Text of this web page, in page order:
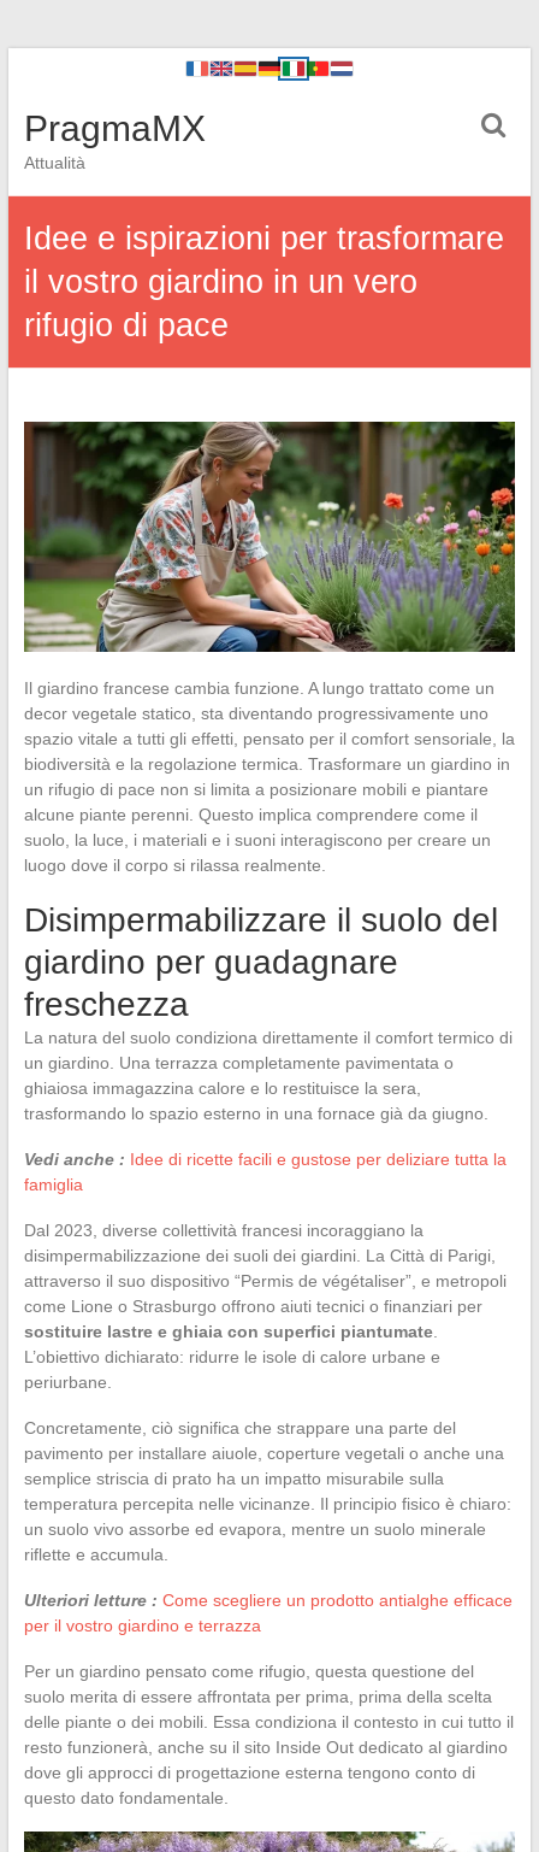
PragmaMX
Attualità
Idee e ispirazioni per trasformare
il vostro giardino in un vero
rifugio di pace
Il giardino francese cambia funzione. A lungo trattato come un
decor vegetale statico, sta diventando progressivamente uno
spazio vitale a tutti gli effetti, pensato per il comfort sensoriale, la
biodiversità e la regolazione termica. Trasformare un giardino in
un rifugio di pace non si limita a posizionare mobili e piantare
alcune piante perenni. Questo implica comprendere come il
suolo, la luce, i materiali e i suoni interagiscono per creare un
luogo dove il corpo si rilassa realmente.
Disimpermabilizzare il suolo del
giardino per guadagnare
freschezza
La natura del suolo condiziona direttamente il comfort termico di
un giardino. Una terrazza completamente pavimentata o
ghiaiosa immagazzina calore e lo restituisce la sera,
trasformando lo spazio esterno in una fornace già da giugno.
Vedi anche : Idee di ricette facili e gustose per deliziare tutta la
famiglia
Dal 2023, diverse collettività francesi incoraggiano la
disimpermabilizzazione dei suoli dei giardini. La Città di Parigi,
attraverso il suo dispositivo “Permis de végétaliser”, e metropoli
come Lione o Strasburgo offrono aiuti tecnici o finanziari per
sostituire lastre e ghiaia con superfici piantumate.
L’obiettivo dichiarato: ridurre le isole di calore urbane e
periurbane.
Concretamente, ciò significa che strappare una parte del
pavimento per installare aiuole, coperture vegetali o anche una
semplice striscia di prato ha un impatto misurabile sulla
temperatura percepita nelle vicinanze. Il principio fisico è chiaro:
un suolo vivo assorbe ed evapora, mentre un suolo minerale
riflette e accumula.
Ulteriori letture : Come scegliere un prodotto antialghe efficace
per il vostro giardino e terrazza
Per un giardino pensato come rifugio, questa questione del
suolo merita di essere affrontata per prima, prima della scelta
delle piante o dei mobili. Essa condiziona il contesto in cui tutto il
resto funzionerà, anche su il sito Inside Out dedicato al giardino
dove gli approcci di progettazione esterna tengono conto di
questo dato fondamentale.